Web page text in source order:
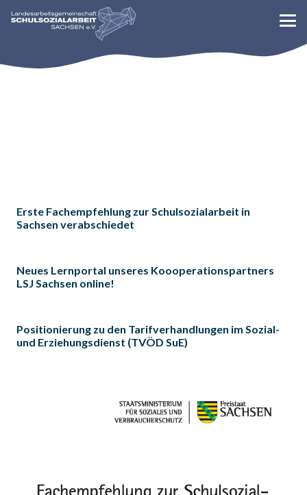
Erste Fachempfehlung zur Schulsozialarbeit in
Sachsen verabschiedet
Neues Lernportal unseres Koooperationspartners
LSJ Sachsen online!
Positionierung zu den Tarifverhandlungen im Sozial-
und Erziehungsdienst (TVÖD SuE)